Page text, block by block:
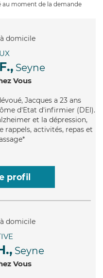
au moment de la demande
Seyne
Vous
Jacques a 23 ans
d'Etat d'infirmier (DEI).
et la dépression,
rappels, activités, repas et
profil
Seyne
Vous